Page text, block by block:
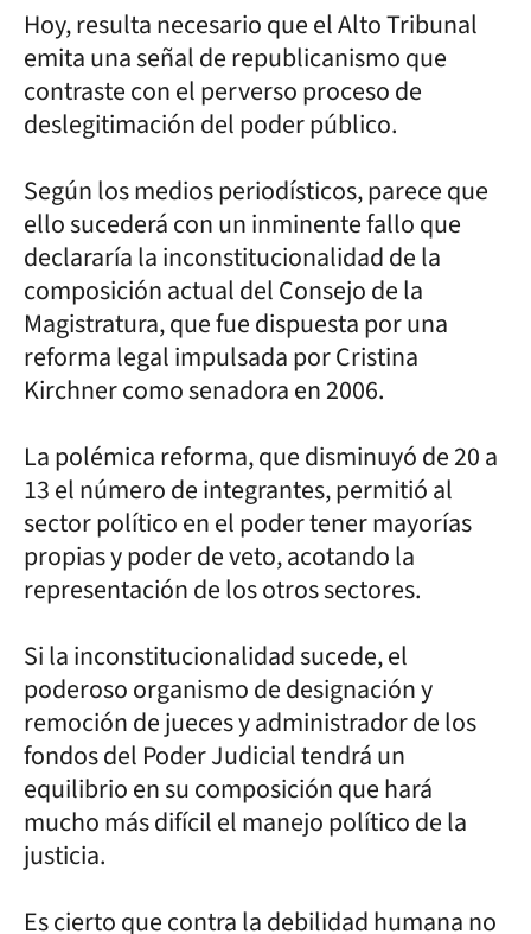
Hoy, resulta necesario que el Alto Tribunal
emita una señal de republicanismo que
contraste con el perverso proceso de
deslegitimación del poder público.
Según los medios periodísticos, parece que
ello sucederá con un inminente fallo que
declararía la inconstitucionalidad de la
composición actual del Consejo de la
Magistratura, que fue dispuesta por una
reforma legal impulsada por Cristina
Kirchner como senadora en 2006.
La polémica reforma, que disminuyó de 20 a
13 el número de integrantes, permitió al
sector político en el poder tener mayorías
propias y poder de veto, acotando la
representación de los otros sectores.
Si la inconstitucionalidad sucede, el
poderoso organismo de designación y
remoción de jueces y administrador de los
fondos del Poder Judicial tendrá un
equilibrio en su composición que hará
mucho más difícil el manejo político de la
justicia.
Es cierto que contra la debilidad humana no